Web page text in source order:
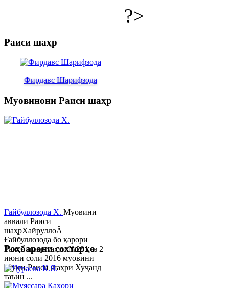
?>
Раиси шаҳр
Фирдавс Шарифзода
Муовинони Раиси шаҳр
Ғайбуллозода Х. Муовини
аввали Раиси
шаҳрХайруллоÂ
Ғайбуллозода бо қарори
Раиси шаҳр таҳти №281 аз 2
июни соли 2016 муовини
якуми Раиси шаҳри Хуҷанд
таъин ...
Роҳбарони сохторҳо